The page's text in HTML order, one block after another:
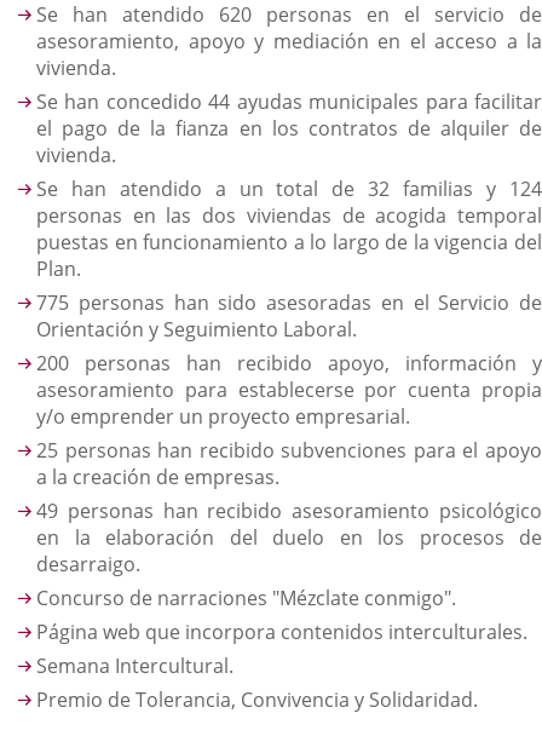
Se han atendido 620 personas en el servicio de
asesoramiento, apoyo y mediación en el acceso a la
vivienda.
Se han concedido 44 ayudas municipales para facilitar
el pago de la fianza en los contratos de alquiler de
vivienda.
Se han atendido a un total de 32 familias y 124
personas en las dos viviendas de acogida temporal
puestas en funcionamiento a lo largo de la vigencia del
Plan.
775 personas han sido asesoradas en el Servicio de
Orientación y Seguimiento Laboral.
200 personas han recibido apoyo, información y
asesoramiento para establecerse por cuenta propia
y/o emprender un proyecto empresarial.
25 personas han recibido subvenciones para el apoyo
a la creación de empresas.
49 personas han recibido asesoramiento psicológico
en la elaboración del duelo en los procesos de
desarraigo.
Concurso de narraciones "Mézclate conmigo".
Página web que incorpora contenidos interculturales.
Semana Intercultural.
Premio de Tolerancia, Convivencia y Solidaridad.